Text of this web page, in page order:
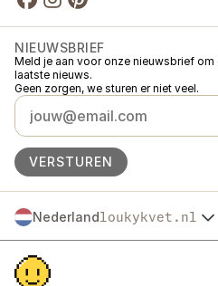
NIEUWSBRIEF
Meld je aan voor onze nieuwsbrief
laatste nieuws.
Geen zorgen, we sturen er niet veel.
VERSTUREN
Nederlandloukykvet.nl
Česko
Slovensko
Polska
Loukykvět s.r.o. staat ingeschreven in
gemeentelijke rechtbank in Praag,